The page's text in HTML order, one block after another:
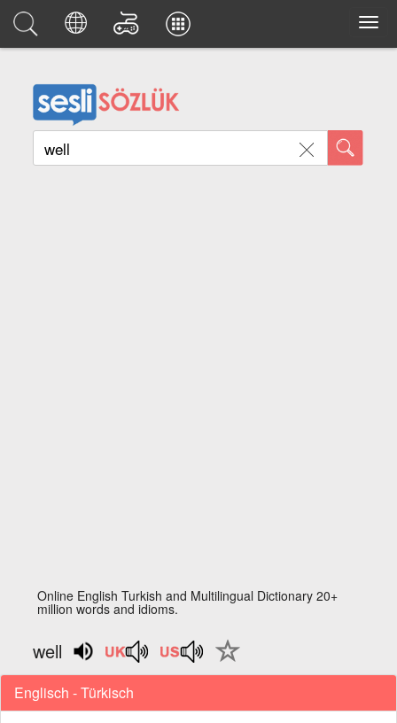
Online English Turkish and Multilingual Dictionary 20+
million words and idioms.
well
Englisch - Türkisch